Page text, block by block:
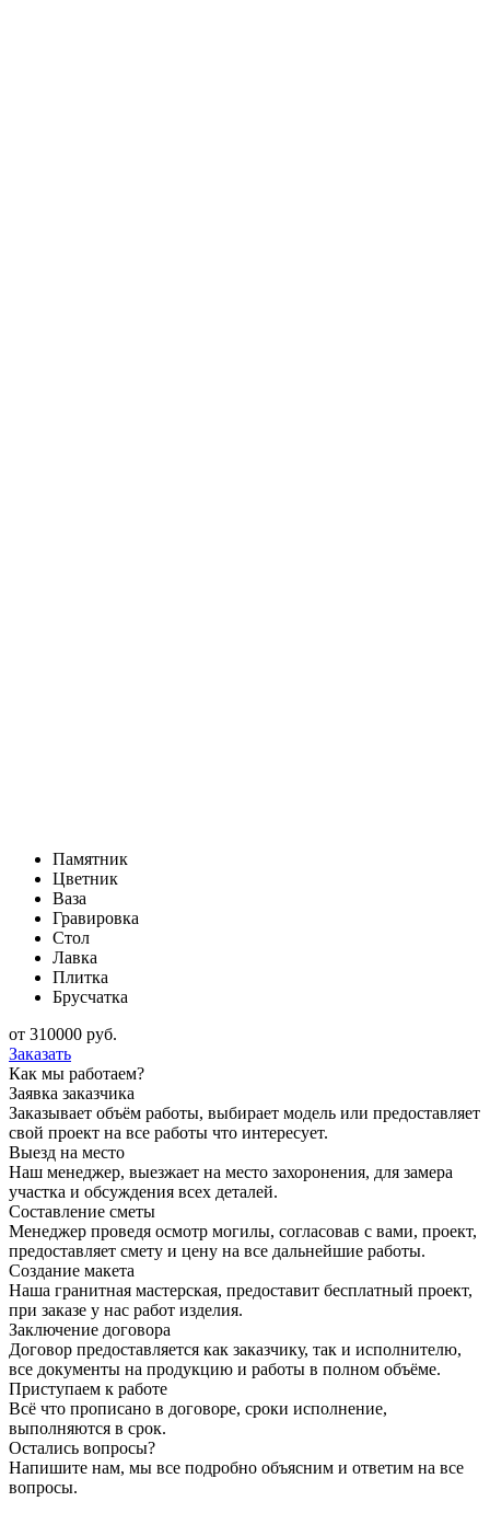
Памятник
Цветник
Ваза
Гравировка
Стол
Лавка
Плитка
Брусчатка
от 310000 руб.
Заказать
Как мы работаем?
Заявка заказчика
Заказывает объём работы, выбирает модель или предоставляет
свой проект на все работы что интересует.
Выезд на место
Наш менеджер, выезжает на место захоронения, для замера
участка и обсуждения всех деталей.
Составление сметы
Менеджер проведя осмотр могилы, согласовав с вами, проект,
предоставляет смету и цену на все дальнейшие работы.
Создание макета
Наша гранитная мастерская, предоставит бесплатный проект,
при заказе у нас работ изделия.
Заключение договора
Договор предоставляется как заказчику, так и исполнителю,
все документы на продукцию и работы в полном объёме.
Приступаем к работе
Всё что прописано в договоре, сроки исполнение,
выполняются в срок.
Остались вопросы?
Напишите нам, мы все подробно объясним и ответим на все
вопросы.